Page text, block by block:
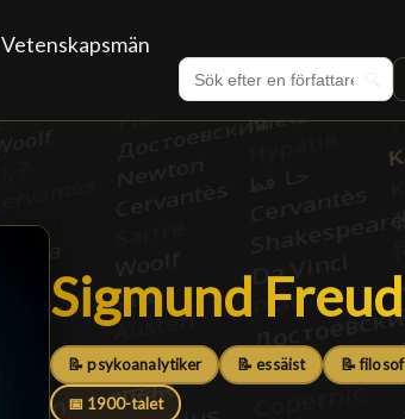
Vetenskapsmän
Sigmund Freud
Sigmund Freud
📝 psykoanalytiker 📝 essäist 📝 filosof
📅 1900-talet